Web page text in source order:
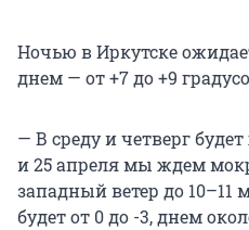
Ночью в Иркутске
днем — от +7 до +9
— В среду и четверг
и 25 апреля мы ждем
западный ветер до 10–11
будет от 0 до -3, днем